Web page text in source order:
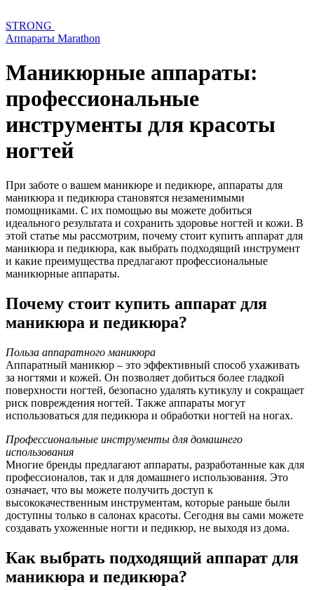
STRONG
Аппараты Marathon
Маникюрные аппараты:
профессиональные
инструменты для красоты
ногтей
При заботе о вашем маникюре и педикюре, аппараты для
маникюра и педикюра становятся незаменимыми
помощниками. С их помощью вы можете добиться
идеального результата и сохранить здоровье ногтей и кожи. В
этой статье мы рассмотрим, почему стоит купить аппарат для
маникюра и педикюра, как выбрать подходящий инструмент
и какие преимущества предлагают профессиональные
маникюрные аппараты.
Почему стоит купить аппарат для
маникюра и педикюра?
Польза аппаратного маникюра
Аппаратный маникюр – это эффективный способ ухаживать
за ногтями и кожей. Он позволяет добиться более гладкой
поверхности ногтей, безопасно удалять кутикулу и сокращает
риск повреждения ногтей. Также аппараты могут
использоваться для педикюра и обработки ногтей на ногах.
Профессиональные инструменты для домашнего
использования
Многие бренды предлагают аппараты, разработанные как для
профессионалов, так и для домашнего использования. Это
означает, что вы можете получить доступ к
высококачественным инструментам, которые раньше были
доступны только в салонах красоты. Сегодня вы сами можете
создавать ухоженные ногти и педикюр, не выходя из дома.
Как выбрать подходящий аппарат для
маникюра и педикюра?